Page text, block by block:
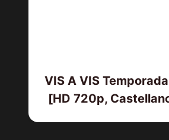
VIS A VIS
[HD 720p,